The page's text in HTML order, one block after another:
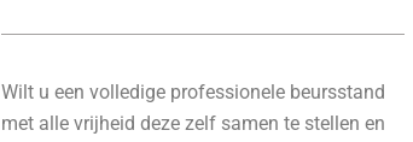
Wilt u een volledige professionele beursstand
met alle vrijheid deze zelf samen te stellen en